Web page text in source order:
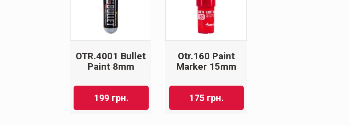
OTR.4001 Bullet
Paint 8mm
199 грн.
Otr.160 Paint
Marker 15mm
175 грн.